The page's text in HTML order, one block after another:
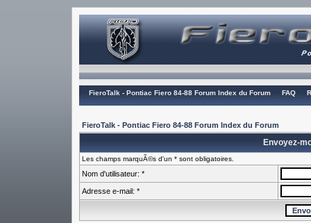
FieroTalk - Pontiac Fiero 84-88 Forum Index du Forum FAQ
FieroTalk - Pontiac Fiero 84-88 Forum Index du Forum
Envoyez-
Les champs marquÃ©s d'un * sont obligatoires.
Nom d'utilisateur: *
Adresse e-mail: *